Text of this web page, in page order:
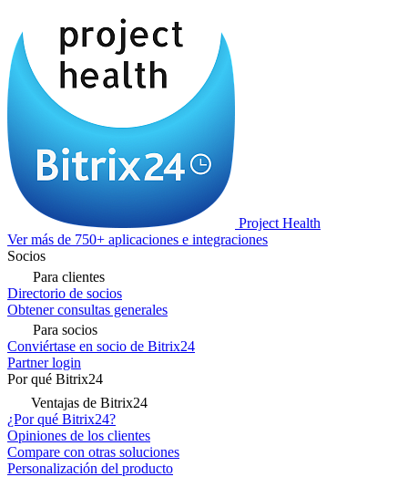
Project Health
Ver más de 750+ aplicaciones e integraciones
Socios
Para clientes
Directorio de socios
Obtener consultas generales
Para socios
Conviértase en socio de Bitrix24
Partner login
Por qué Bitrix24
Ventajas de Bitrix24
¿Por qué Bitrix24?
Opiniones de los clientes
Compare con otras soluciones
Personalización del producto